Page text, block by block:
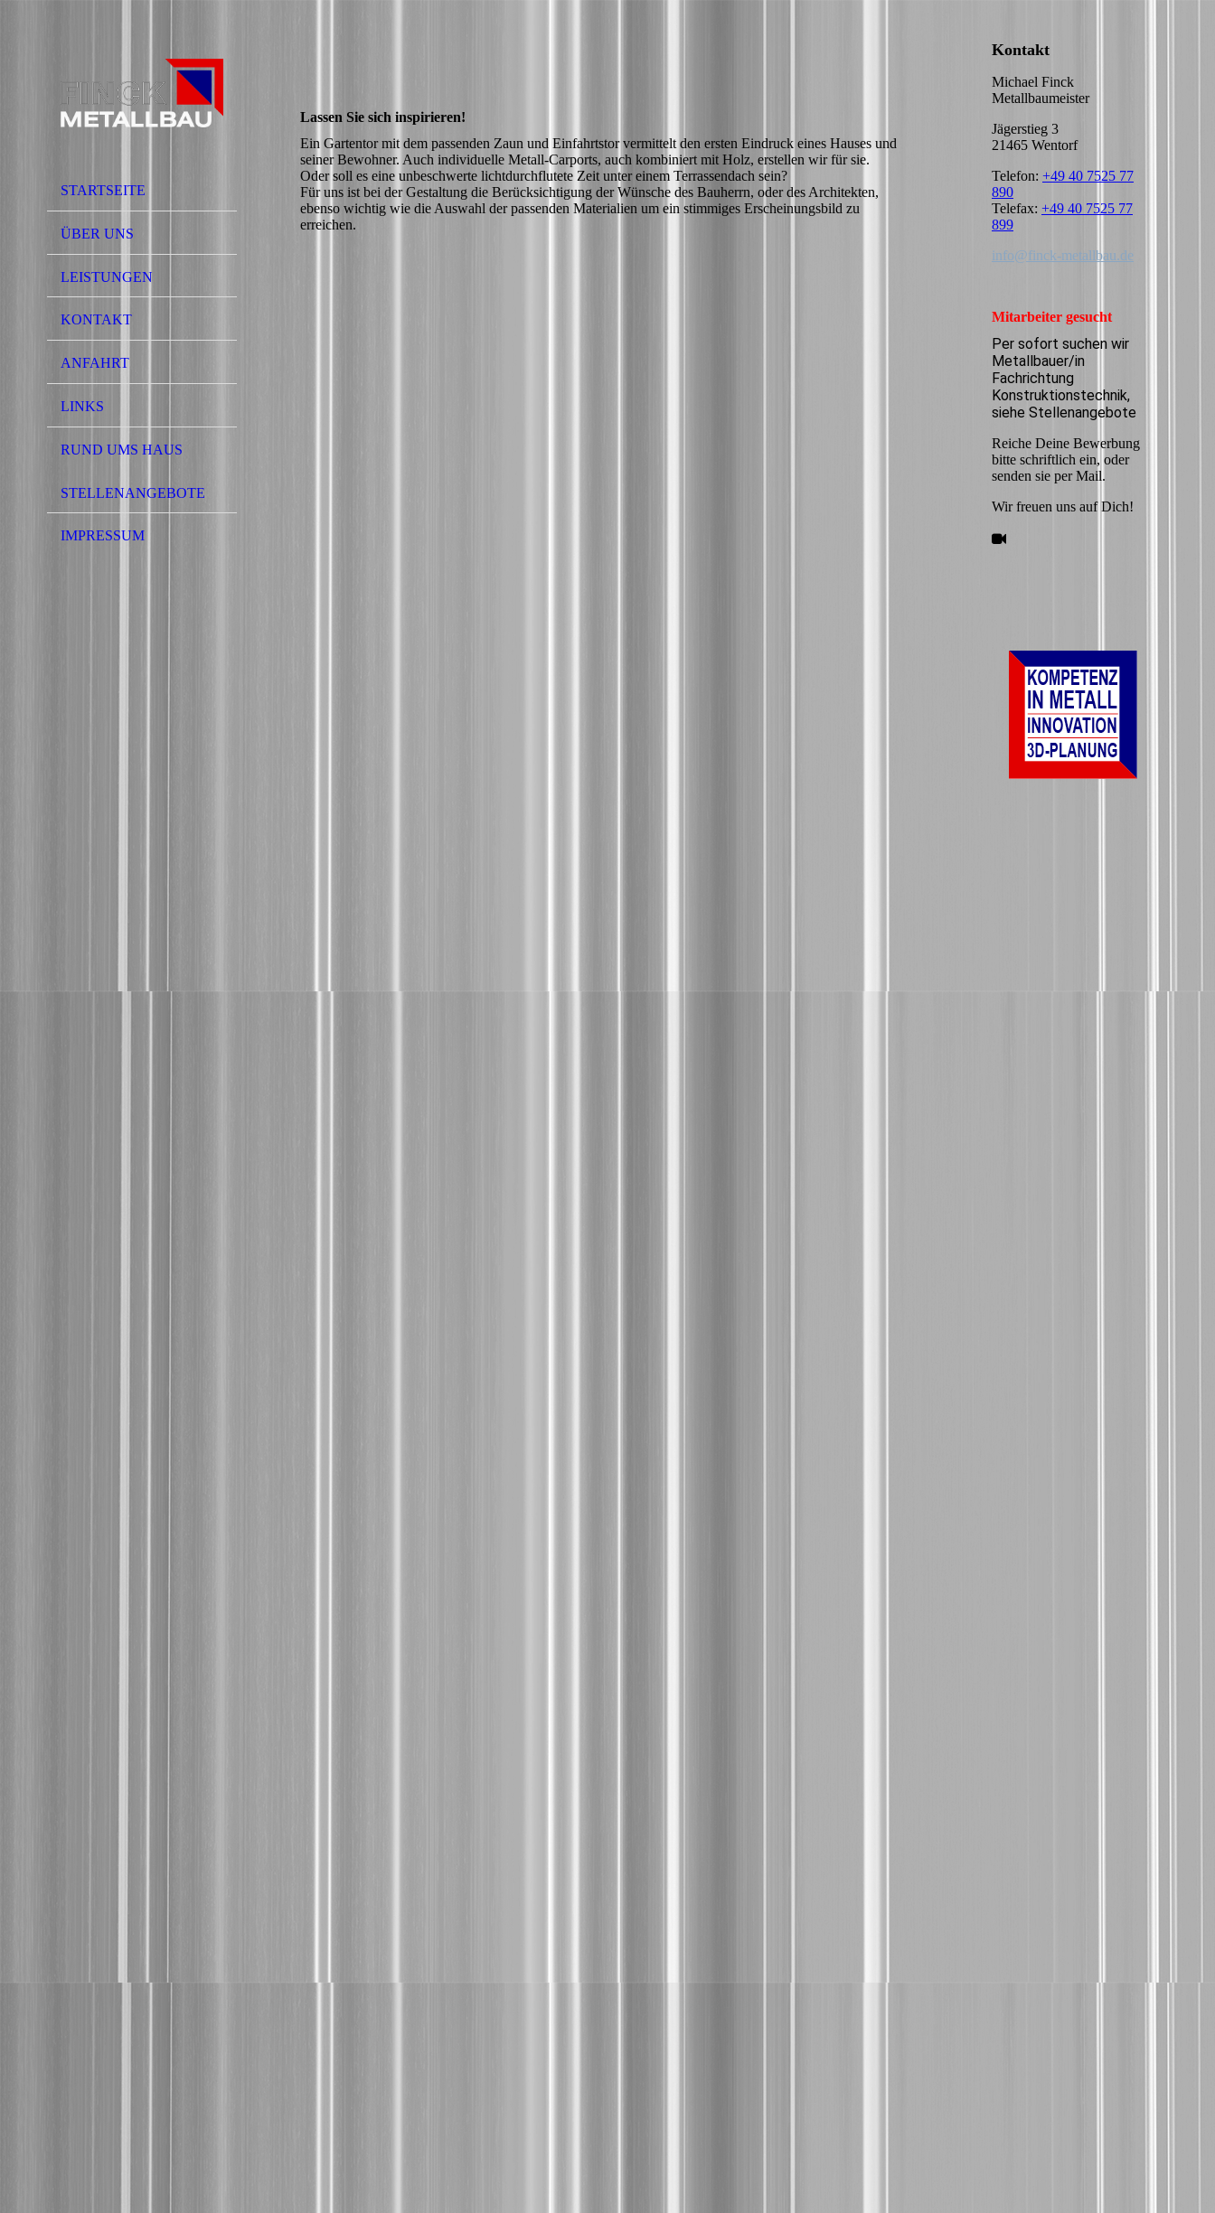
STARTSEITE
ÜBER UNS
LEISTUNGEN
KONTAKT
ANFAHRT
LINKS
RUND UMS HAUS
STELLENANGEBOTE
IMPRESSUM
Lassen Sie sich inspirieren!
Ein Gartentor mit dem passenden Zaun und Einfahrtstor vermittelt den ersten Eindruck eines Hauses und
seiner Bewohner. Auch individuelle Metall-Carports, auch kombiniert mit Holz, erstellen wir für sie.
Oder soll es eine unbeschwerte lichtdurchflutete Zeit unter einem Terrassendach sein?
Für uns ist bei der Gestaltung die Berücksichtigung der Wünsche des Bauherrn, oder des Architekten,
ebenso wichtig wie die Auswahl der passenden Materialien um ein stimmiges Erscheinungsbild zu
erreichen.
Kontakt
Michael Finck
Metallbaumeister
Jägerstieg 3
21465 Wentorf
Telefon: +49 40 7525 77
890
Telefax: +49 40 7525 77
899
info@finck-metallbau.de
Mitarbeiter gesucht
Per sofort suchen wir
Metallbauer/in
Fachrichtung
Konstruktionstechnik,
siehe Stellenangebote
Reiche Deine Bewerbung
bitte schriftlich ein, oder
senden sie per Mail.
Wir freuen uns auf Dich!